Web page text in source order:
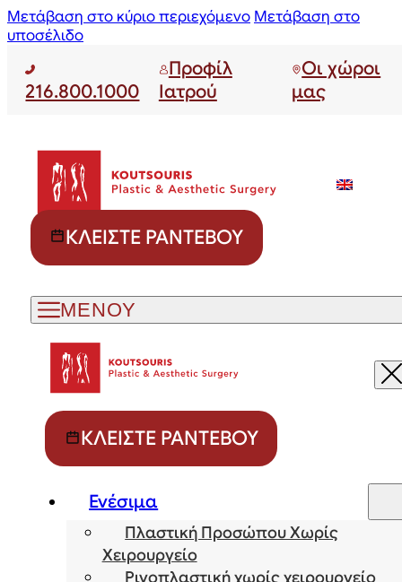
Μετάβαση στο κύριο περιεχόμενο Μετάβαση στο
υποσέλιδο
216.800.1000
Προφίλ
Ιατρού
Οι χώροι
μας
ΚΛΕΊΣΤΕ ΡΑΝΤΕΒΟΎ
ΚΛΕΊΣΤΕ ΡΑΝΤΕΒΟΎ
Ενέσιμα
Πλαστική Προσώπου Χωρίς
Χειρουργείο
Ρινοπλαστική χωρίς χειρουργείο